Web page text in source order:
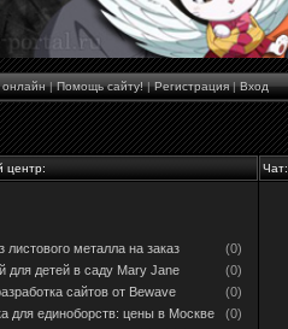
|Помощь сайту!|Регистрация|Вход
центр: Чат:
листового металла на заказ
(0)
для детей в саду Mary Jane
(0)
сайтов от Bewave
(0)
для единоборств: цены в Москве
(0)